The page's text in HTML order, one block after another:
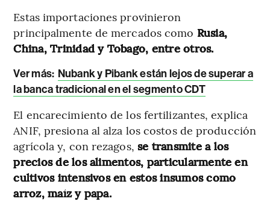
Estas importaciones provinieron
principalmente de mercados como Rusia,
China, Trinidad y Tobago, entre otros.
Ver más: Nubank y Pibank están lejos de superar a
la banca tradicional en el segmento CDT
El encarecimiento de los fertilizantes, explica
ANIF, presiona al alza los costos de producción
agrícola y, con rezagos, se transmite a los
precios de los alimentos, particularmente en
cultivos intensivos en estos insumos como
arroz, maíz y papa.